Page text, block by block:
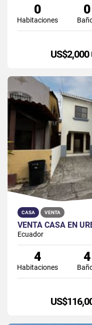
0
Habitaciones
0
US$2,000
CASA VENTA
VENTA CASA EN
Ecuador
4
Habitaciones
4